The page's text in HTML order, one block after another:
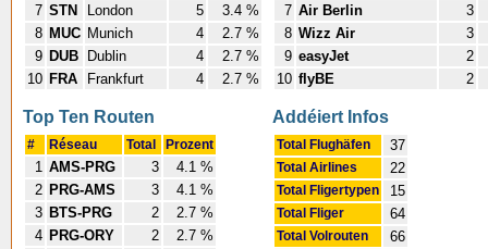
7 STN London 5
3.4 %
8 MUC Munich 4
2.7 %
9 DUB Dublin 4
2.7 %
10 FRA Frankfurt 4 2.7 %
7 Air Berlin
3
8 Wizz Air
3
9 easyJet
2
10 flyBE 2
Top Ten Routen
# Réseau Total Prozent
1 AMS-PRG 3
4.1 %
2 PRG-AMS 3
4.1 %
3 BTS-PRG 2
2.7 %
4 PRG-ORY 2
2.7 %
Addéiert Infos
Total Flughäfen 37
Total Airlines 22
Total Fligertypen 15
Total Fliger 64
Total Volrouten 66